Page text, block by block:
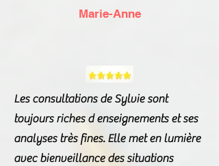
Marie-Anne
Les consultations de Sylvie sont
toujours riches d enseignements et ses
analyses très fines. Elle met en lumière
avec bienveillance des situations